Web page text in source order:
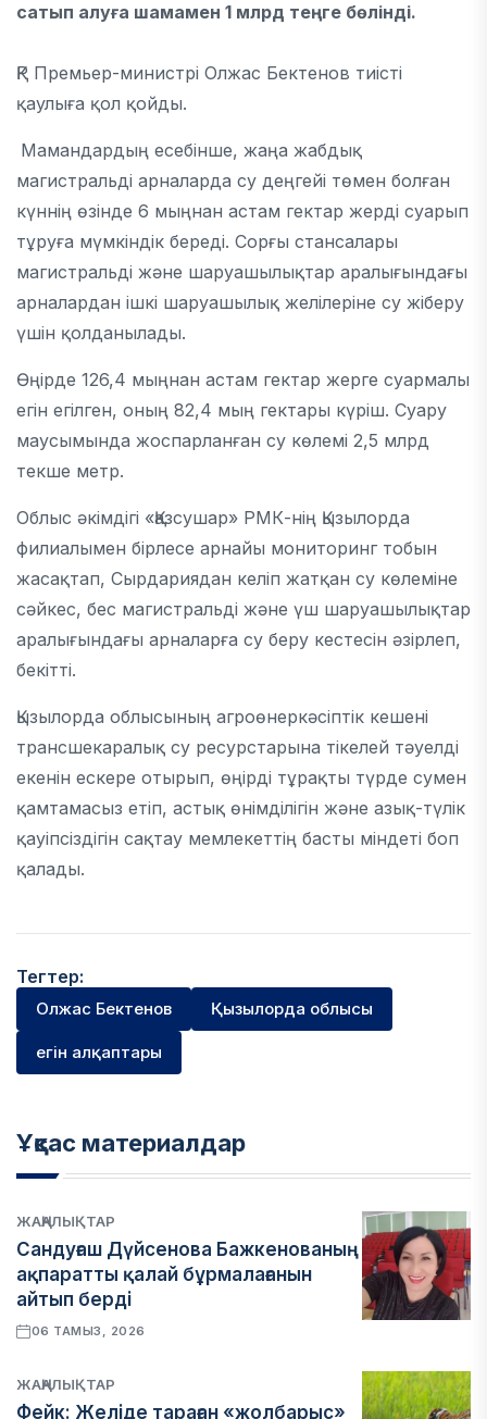
сатып алуға шамамен 1 млрд теңге бөлінді.
ҚР Премьер-министрі Олжас Бектенов тиісті
қаулыға қол қойды.
Мамандардың есебінше, жаңа жабдық
магистральді арналарда су деңгейі төмен болған
күннің өзінде 6 мыңнан астам гектар жерді суарып
тұруға мүмкіндік береді. Сорғы стансалары
магистральді және шаруашылықтар аралығындағы
арналардан ішкі шаруашылық желілеріне су жіберу
үшін қолданылады.
Өңірде 126,4 мыңнан астам гектар жерге суармалы
егін егілген, оның 82,4 мың гектары күріш. Суару
маусымында жоспарланған су көлемі 2,5 млрд
текше метр.
Облыс әкімдігі «Қазсушар» РМК-нің Қызылорда
филиалымен бірлесе арнайы мониторинг тобын
жасақтап, Сырдариядан келіп жатқан су көлеміне
сәйкес, бес магистральді және үш шаруашылықтар
аралығындағы арналарға су беру кестесін әзірлеп,
бекітті.
Қызылорда облысының агроөнеркәсіптік кешені
трансшекаралық су ресурстарына тікелей тәуелді
екенін ескере отырып, өңірді тұрақты түрде сумен
қамтамасыз етіп, астық өнімділігін және азық-түлік
қауіпсіздігін сақтау мемлекеттің басты міндеті боп
қалады.
Тегтер:
Олжас Бектенов Қызылорда облысы
егін алқаптары
Ұқсас материалдар
ЖАҢАЛЫҚТАР
Сандуғаш Дүйсенова Бажкенованың
ақпаратты қалай бұрмалағанын
айтып берді
06 ТАМЫЗ, 2026
ЖАҢАЛЫҚТАР
Фейк: Желіде тараған «жолбарыс»